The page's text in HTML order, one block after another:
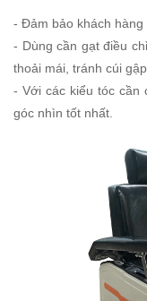
- Đảm bảo khách
- Dùng cần gạt điều
thoải mái, tránh cúi
- Với các kiểu tóc cần
góc nhìn tốt nhất.